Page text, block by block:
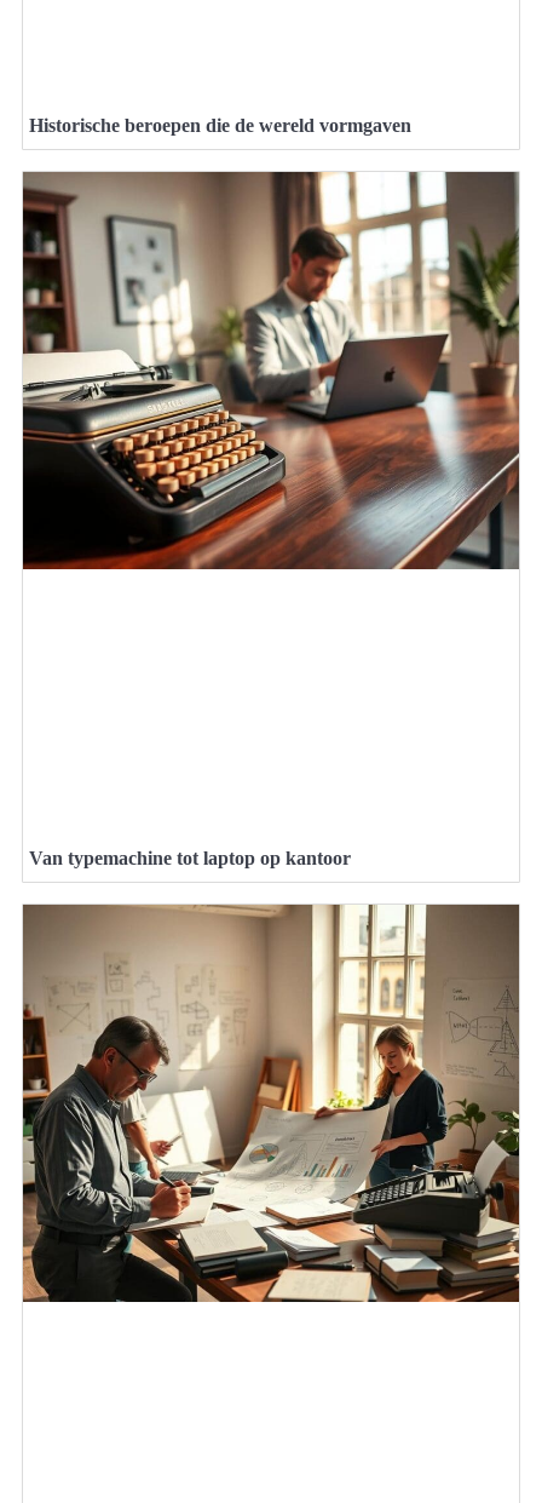
Historische beroepen die de wereld vormgaven
Van typemachine tot laptop op kantoor